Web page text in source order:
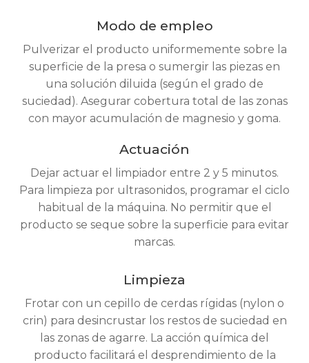
Modo de empleo
Pulverizar el producto uniformemente sobre la
superficie de la presa o sumergir las piezas en
una solución diluida (según el grado de
suciedad). Asegurar cobertura total de las zonas
con mayor acumulación de magnesio y goma.
Actuación
Dejar actuar el limpiador entre 2 y 5 minutos.
Para limpieza por ultrasonidos, programar el ciclo
habitual de la máquina. No permitir que el
producto se seque sobre la superficie para evitar
marcas.
Limpieza
Frotar con un cepillo de cerdas rígidas (nylon o
crin) para desincrustar los restos de suciedad en
las zonas de agarre. La acción química del
producto facilitará el desprendimiento de la